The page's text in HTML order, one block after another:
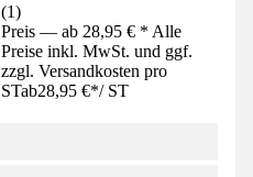
(1)
Preis — ab 28,95 € * Alle
Preise inkl. MwSt. und ggf.
zzgl. Versandkosten pro
STab28,95 €*/ ST